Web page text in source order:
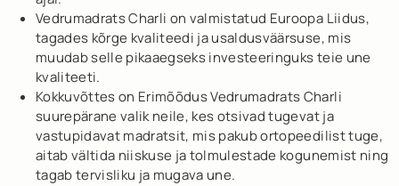
Vedrumadrats Charli on valmistatud Euroopa Liidus,
tagades kõrge kvaliteedi ja usaldusväärsuse, mis
muudab selle pikaaegseks investeeringuks teie une
kvaliteeti.
Kokkuvõttes on Erimõõdus Vedrumadrats Charli
suurepärane valik neile, kes otsivad tugevat ja
vastupidavat madratsit, mis pakub ortopeedilist tuge,
aitab vältida niiskuse ja tolmulestade kogunemist ning
tagab tervisliku ja mugava une.